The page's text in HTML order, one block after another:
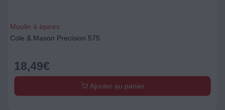
Moulin à épices
Cole & Mason Precision 575
18,49€
Ajouter au panier